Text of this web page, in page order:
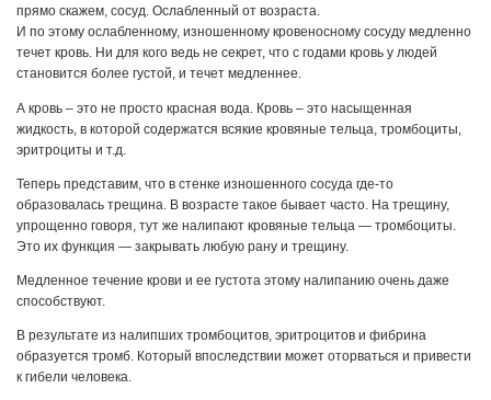
прямо скажем, сосуд. Ослабленный от возраста.
И по этому ослабленному, изношенному кровеносному сосуду медленно
течет кровь. Ни для кого ведь не секрет, что с годами кровь у людей
становится более густой, и течет медленнее.
А кровь – это не просто красная вода. Кровь – это насыщенная
жидкость, в которой содержатся всякие кровяные тельца, тромбоциты,
эритроциты и т.д.
Теперь представим, что в стенке изношенного сосуда где-то
образовалась трещина. В возрасте такое бывает часто. На трещину,
упрощенно говоря, тут же налипают кровяные тельца — тромбоциты.
Это их функция — закрывать любую рану и трещину.
Медленное течение крови и ее густота этому налипанию очень даже
способствуют.
В результате из налипших тромбоцитов, эритроцитов и фибрина
образуется тромб. Который впоследствии может оторваться и привести
к гибели человека.